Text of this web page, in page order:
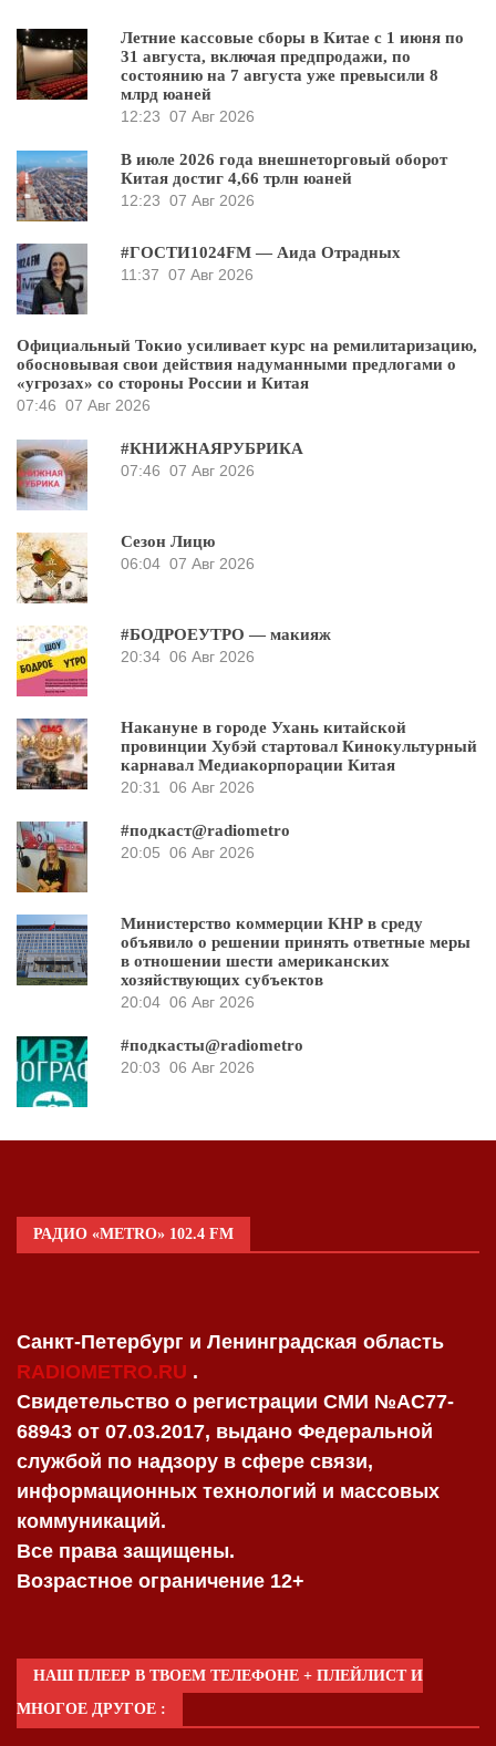
Летние кассовые сборы в Китае с 1 июня по
31 августа, включая предпродажи, по
состоянию на 7 августа уже превысили 8
млрд юаней
12:23 07 Авг 2026
В июле 2026 года внешнеторговый оборот
Китая достиг 4,66 трлн юаней
12:23 07 Авг 2026
#ГОСТИ1024FM — Аида Отрадных
11:37 07 Авг 2026
Официальный Токио усиливает курс на ремилитаризацию,
обосновывая свои действия надуманными предлогами о
«угрозах» со стороны России и Китая
07:46 07 Авг 2026
#КНИЖНАЯРУБРИКА
07:46 07 Авг 2026
Сезон Лицю
06:04 07 Авг 2026
#БОДРОЕУТРО — макияж
20:34 06 Авг 2026
Накануне в городе Ухань китайской
провинции Хубэй стартовал Кинокультурный
карнавал Медиакорпорации Китая
20:31 06 Авг 2026
#подкаст@radiometro
20:05 06 Авг 2026
Министерство коммерции КНР в среду
объявило о решении принять ответные меры
в отношении шести американских
хозяйствующих субъектов
20:04 06 Авг 2026
#подкасты@radiometro
20:03 06 Авг 2026
РАДИО «METRO» 102.4 FM
Санкт-Петербург и Ленинградская область
RADIOMETRO.RU .
Свидетельство о регистрации СМИ №AC77-
68943 от 07.03.2017, выдано Федеральной
службой по надзору в сфере связи,
информационных технологий и массовых
коммуникаций.
Все права защищены.
Возрастное ограничение 12+
НАШ ПЛЕЕР В ТВОЕМ ТЕЛЕФОНЕ + ПЛЕЙЛИСТ И
МНОГОЕ ДРУГОЕ :